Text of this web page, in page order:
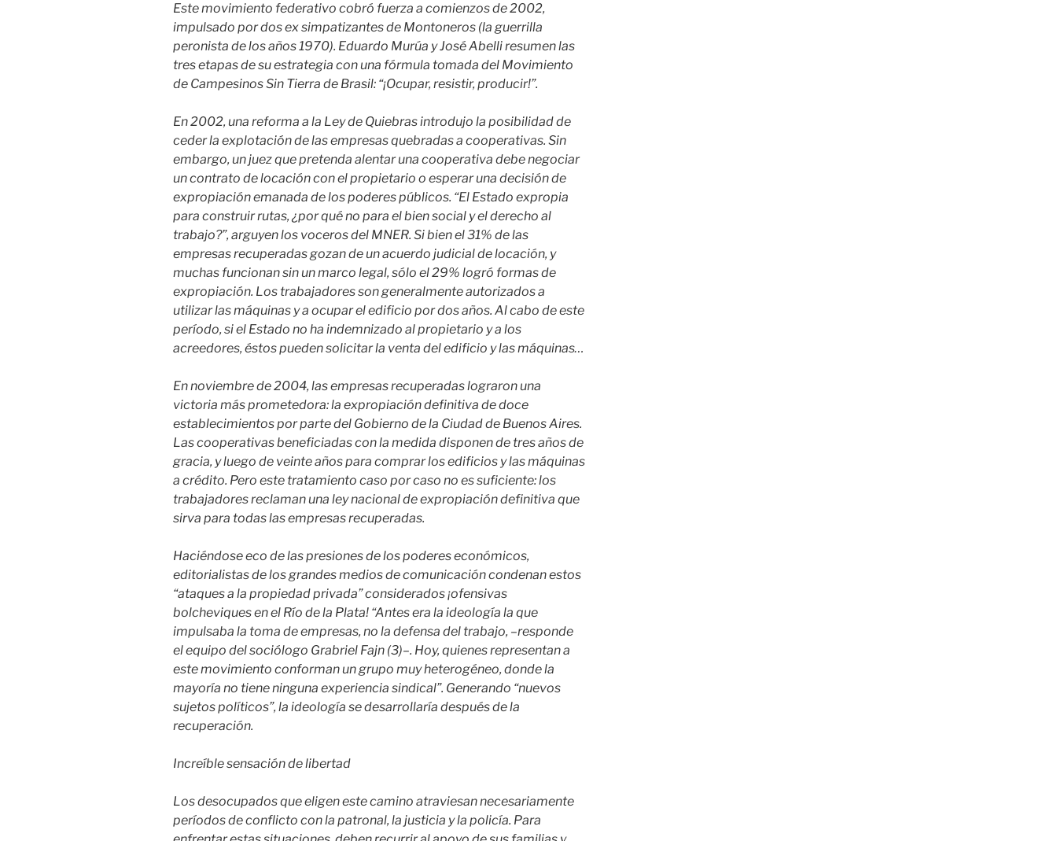
Este movimiento federativo cobró fuerza a comienzos de 2002,
impulsado por dos ex simpatizantes de Montoneros (la guerrilla
peronista de los años 1970). Eduardo Murúa y José Abelli resumen las
tres etapas de su estrategia con una fórmula tomada del Movimiento
de Campesinos Sin Tierra de Brasil: “¡Ocupar, resistir, producir!”.
En 2002, una reforma a la Ley de Quiebras introdujo la posibilidad de
ceder la explotación de las empresas quebradas a cooperativas. Sin
embargo, un juez que pretenda alentar una cooperativa debe negociar
un contrato de locación con el propietario o esperar una decisión de
expropiación emanada de los poderes públicos. “El Estado expropia
para construir rutas, ¿por qué no para el bien social y el derecho al
trabajo?”, arguyen los voceros del MNER. Si bien el 31% de las
empresas recuperadas gozan de un acuerdo judicial de locación, y
muchas funcionan sin un marco legal, sólo el 29% logró formas de
expropiación. Los trabajadores son generalmente autorizados a
utilizar las máquinas y a ocupar el edificio por dos años. Al cabo de este
período, si el Estado no ha indemnizado al propietario y a los
acreedores, éstos pueden solicitar la venta del edificio y las máquinas…
En noviembre de 2004, las empresas recuperadas lograron una
victoria más prometedora: la expropiación definitiva de doce
establecimientos por parte del Gobierno de la Ciudad de Buenos Aires.
Las cooperativas beneficiadas con la medida disponen de tres años de
gracia, y luego de veinte años para comprar los edificios y las máquinas
a crédito. Pero este tratamiento caso por caso no es suficiente: los
trabajadores reclaman una ley nacional de expropiación definitiva que
sirva para todas las empresas recuperadas.
Haciéndose eco de las presiones de los poderes económicos,
editorialistas de los grandes medios de comunicación condenan estos
“ataques a la propiedad privada” considerados ¡ofensivas
bolcheviques en el Río de la Plata! “Antes era la ideología la que
impulsaba la toma de empresas, no la defensa del trabajo, –responde
el equipo del sociólogo Grabriel Fajn (3)–. Hoy, quienes representan a
este movimiento conforman un grupo muy heterogéneo, donde la
mayoría no tiene ninguna experiencia sindical”. Generando “nuevos
sujetos políticos”, la ideología se desarrollaría después de la
recuperación.
Increíble sensación de libertad
Los desocupados que eligen este camino atraviesan necesariamente
períodos de conflicto con la patronal, la justicia y la policía. Para